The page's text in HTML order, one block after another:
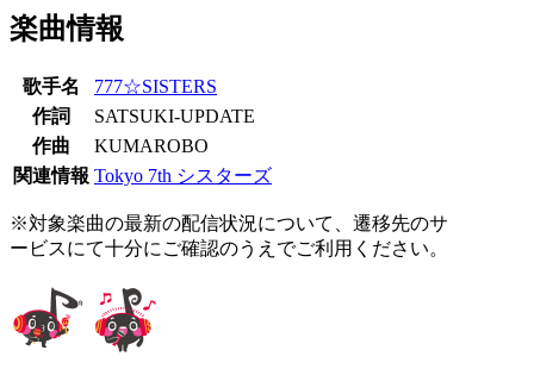
楽曲情報
歌手名
777☆SISTERS
作詞
SATSUKI-UPDATE
作曲
KUMAROBO
関連情報 Tokyo 7th シスターズ
※対象楽曲の最新の配信状況について、遷移先のサ
ービスにて十分にご確認のうえでご利用ください。